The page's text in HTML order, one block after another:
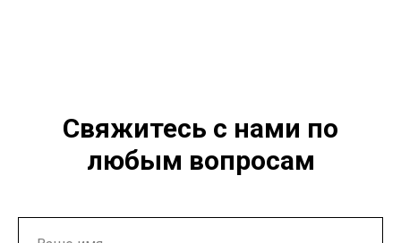
Свяжитесь с нами по
любым вопросам